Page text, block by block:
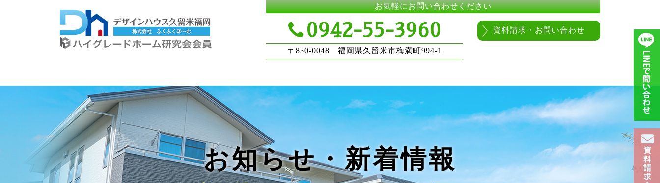
お気軽にお問い合わせください
0942-55-3960
〒830-0048 福岡県久留米市梅満町994-1
資料請求・お問い合わせ
お知らせ・新着情報